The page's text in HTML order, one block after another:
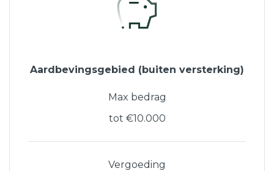
Aardbevingsgebied (buiten versterking)
Max bedrag
tot €10.000
Vergoeding